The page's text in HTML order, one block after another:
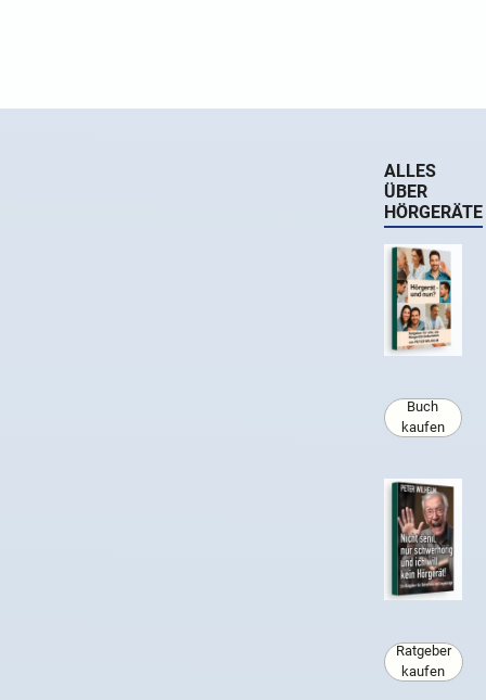
ALLES
ÜBER
HÖRGERÄTE
Buch
kaufen
Ratgeber
kaufen